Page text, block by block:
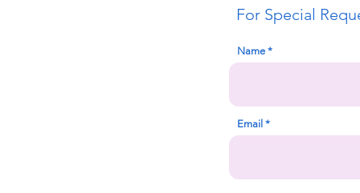
For Special
Name
Email